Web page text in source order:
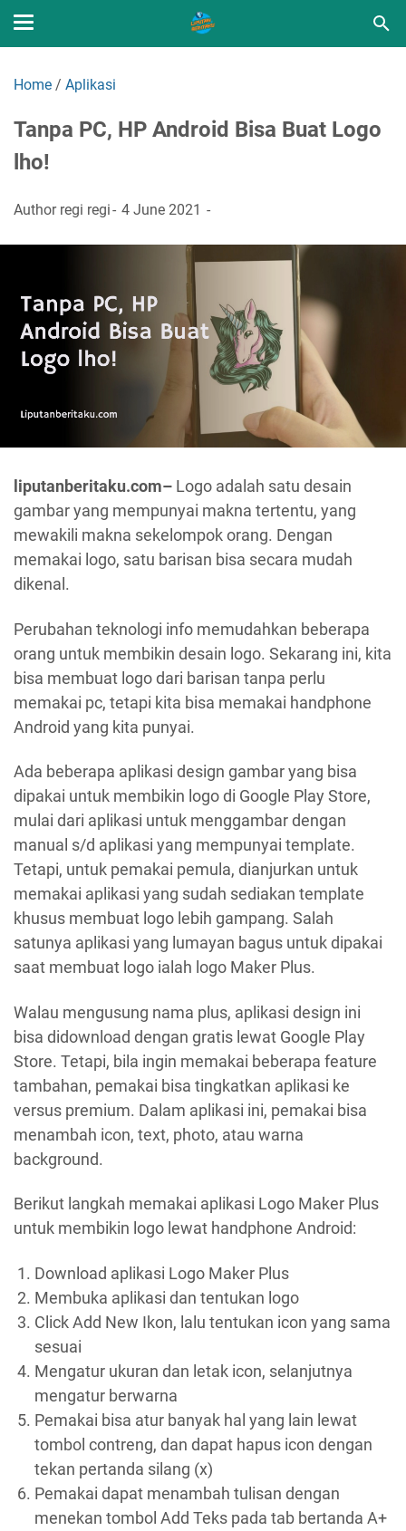
Home / Aplikasi
Tanpa PC, HP Android Bisa Buat Logo
lho!
Author regi regi 4 June 2021
liputanberitaku.com– Logo adalah satu desain
gambar yang mempunyai makna tertentu, yang
mewakili makna sekelompok orang. Dengan
memakai logo, satu barisan bisa secara mudah
dikenal.
Perubahan teknologi info memudahkan beberapa
orang untuk membikin desain logo. Sekarang ini, kita
bisa membuat logo dari barisan tanpa perlu
memakai pc, tetapi kita bisa memakai handphone
Android yang kita punyai.
Ada beberapa aplikasi design gambar yang bisa
dipakai untuk membikin logo di Google Play Store,
mulai dari aplikasi untuk menggambar dengan
manual s/d aplikasi yang mempunyai template.
Tetapi, untuk pemakai pemula, dianjurkan untuk
memakai aplikasi yang sudah sediakan template
khusus membuat logo lebih gampang. Salah
satunya aplikasi yang lumayan bagus untuk dipakai
saat membuat logo ialah logo Maker Plus.
Walau mengusung nama plus, aplikasi design ini
bisa didownload dengan gratis lewat Google Play
Store. Tetapi, bila ingin memakai beberapa feature
tambahan, pemakai bisa tingkatkan aplikasi ke
versus premium. Dalam aplikasi ini, pemakai bisa
menambah icon, text, photo, atau warna
background.
Berikut langkah memakai aplikasi Logo Maker Plus
untuk membikin logo lewat handphone Android:
Download aplikasi Logo Maker Plus
Membuka aplikasi dan tentukan logo
Click Add New Ikon, lalu tentukan icon yang sama
sesuai
Mengatur ukuran dan letak icon, selanjutnya
mengatur berwarna
Pemakai bisa atur banyak hal yang lain lewat
tombol contreng, dan dapat hapus icon dengan
tekan pertanda silang (x)
Pemakai dapat menambah tulisan dengan
menekan tombol Add Teks pada tab bertanda A+